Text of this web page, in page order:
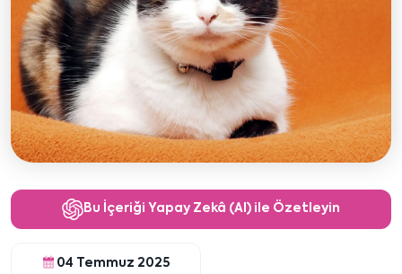
Bu İçeriği Yapay Zekâ (AI) ile Özetleyin
04 Temmuz 2025